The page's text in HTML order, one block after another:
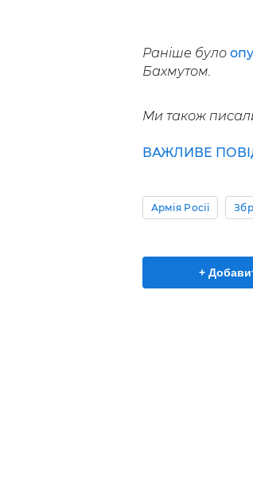
Раніше було
Бахмутом.
Ми також
ВАЖЛИВЕ
Армія Росії
+